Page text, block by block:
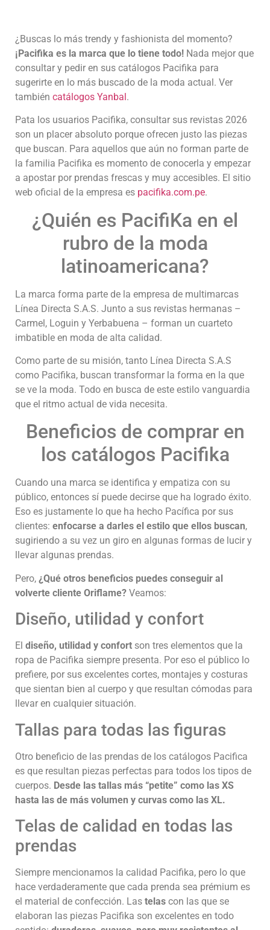
¿Buscas lo más trendy y fashionista del momento?
¡Pacifika es la marca que lo tiene todo! Nada mejor que
consultar y pedir en sus catálogos Pacifika para
sugerirte en lo más buscado de la moda actual. Ver
también catálogos Yanbal.
Pata los usuarios Pacifika, consultar sus revistas 2026
son un placer absoluto porque ofrecen justo las piezas
que buscan. Para aquellos que aún no forman parte de
la familia Pacifika es momento de conocerla y empezar
a apostar por prendas frescas y muy accesibles. El sitio
web oficial de la empresa es pacifika.com.pe.
¿Quién es PacifiKa en el
rubro de la moda
latinoamericana?
La marca forma parte de la empresa de multimarcas
Línea Directa S.A.S. Junto a sus revistas hermanas –
Carmel, Loguin y Yerbabuena – forman un cuarteto
imbatible en moda de alta calidad.
Como parte de su misión, tanto Línea Directa S.A.S
como Pacifika, buscan transformar la forma en la que
se ve la moda. Todo en busca de este estilo vanguardia
que el ritmo actual de vida necesita.
Beneficios de comprar en
los catálogos Pacifika
Cuando una marca se identifica y empatiza con su
público, entonces sí puede decirse que ha logrado éxito.
Eso es justamente lo que ha hecho Pacífica por sus
clientes: enfocarse a darles el estilo que ellos buscan,
sugiriendo a su vez un giro en algunas formas de lucir y
llevar algunas prendas.
Pero, ¿Qué otros beneficios puedes conseguir al
volverte cliente Oriflame? Veamos:
Diseño, utilidad y confort
El diseño, utilidad y confort son tres elementos que la
ropa de Pacifika siempre presenta. Por eso el público lo
prefiere, por sus excelentes cortes, montajes y costuras
que sientan bien al cuerpo y que resultan cómodas para
llevar en cualquier situación.
Tallas para todas las figuras
Otro beneficio de las prendas de los catálogos Pacifica
es que resultan piezas perfectas para todos los tipos de
cuerpos. Desde las tallas más “petite” como las XS
hasta las de más volumen y curvas como las XL.
Telas de calidad en todas las
prendas
Siempre mencionamos la calidad Pacifika, pero lo que
hace verdaderamente que cada prenda sea prémium es
el material de confección. Las telas con las que se
elaboran las piezas Pacifika son excelentes en todo